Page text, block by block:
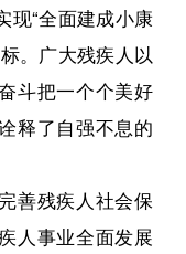
现“全面建成小康
。广大残疾人以
斗把一个个美好
释了自强不息的
善残疾人社会保
人事业全面发展